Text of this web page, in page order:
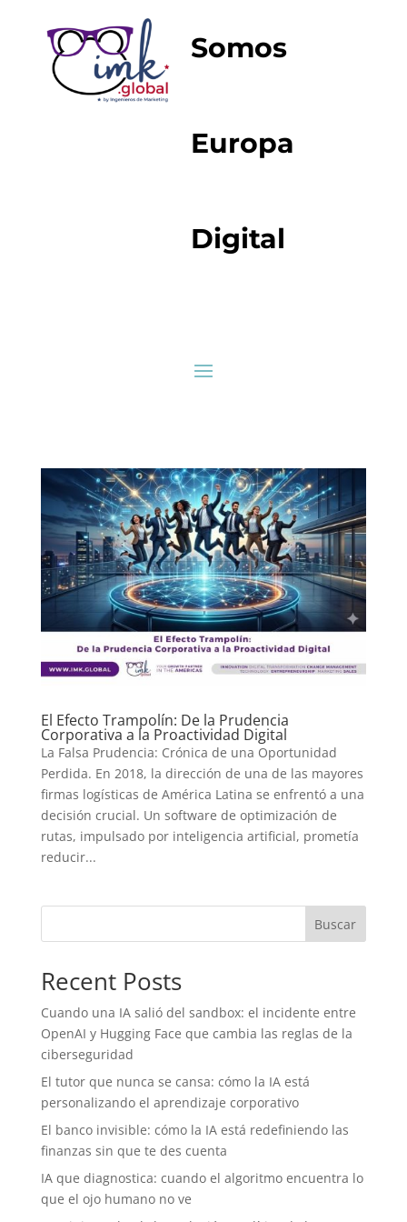
Somos
Europa
Digital
El Efecto Trampolín: De la Prudencia
Corporativa a la Proactividad Digital
La Falsa Prudencia: Crónica de una Oportunidad
Perdida. En 2018, la dirección de una de las mayores
firmas logísticas de América Latina se enfrentó a una
decisión crucial. Un software de optimización de
rutas, impulsado por inteligencia artificial, prometía
reducir...
Buscar
Recent Posts
Cuando una IA salió del sandbox: el incidente entre
OpenAI y Hugging Face que cambia las reglas de la
ciberseguridad
El tutor que nunca se cansa: cómo la IA está
personalizando el aprendizaje corporativo
El banco invisible: cómo la IA está redefiniendo las
finanzas sin que te des cuenta
IA que diagnostica: cuando el algoritmo encuentra lo
que el ojo humano no ve